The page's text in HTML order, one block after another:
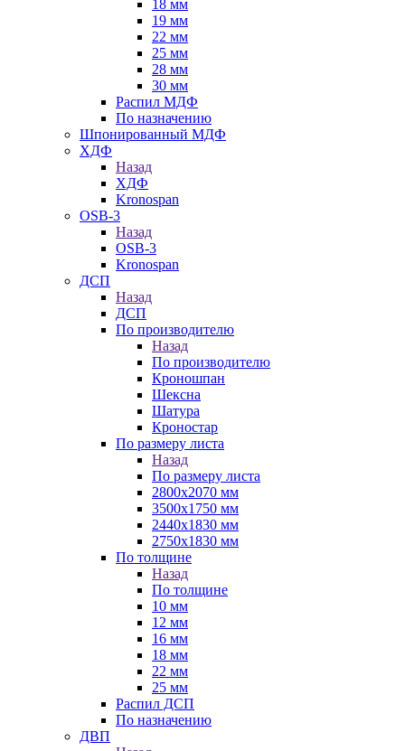
18 мм
19 мм
22 мм
25 мм
28 мм
30 мм
Распил МДФ
По назначению
Шпонированный МДФ
ХДФ
Назад
ХДФ
Kronospan
OSB-3
Назад
OSB-3
Kronospan
ДСП
Назад
ДСП
По производителю
Назад
По производителю
Кроношпан
Шексна
Шатура
Кроностар
По размеру листа
Назад
По размеру листа
2800х2070 мм
3500х1750 мм
2440х1830 мм
2750х1830 мм
По толщине
Назад
По толщине
10 мм
12 мм
16 мм
18 мм
22 мм
25 мм
Распил ДСП
По назначению
ДВП